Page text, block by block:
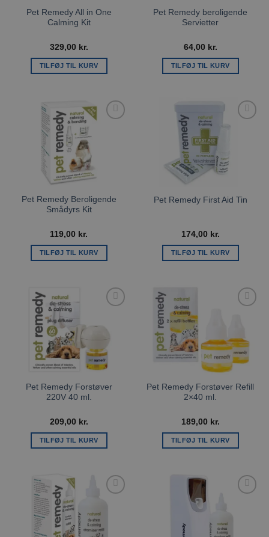
Pet Remedy All in One
Calming Kit
329,00 kr.
TILFØJ TIL KURV
Pet Remedy beroligende
Servietter
64,00 kr.
TILFØJ TIL KURV
ønskeliste
Pet Remedy Beroligende
Smådyrs Kit
119,00 kr.
TILFØJ TIL KURV
Pet Remedy First Aid Tin
174,00 kr.
TILFØJ TIL KURV
Pet Remedy Forstøver
220V 40 ml.
209,00 kr.
TILFØJ TIL KURV
Pet Remedy Forstøver Refill
2×40 ml.
189,00 kr.
TILFØJ TIL KURV